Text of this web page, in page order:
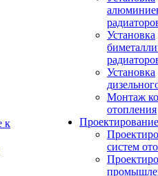
Установка
Установка
Монтаж
отопления
Проектирование
систем